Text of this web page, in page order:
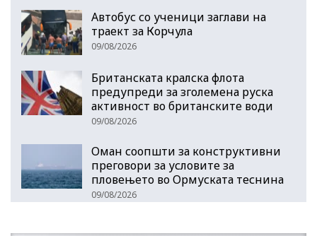
Автобус со ученици заглави на
траект за Корчула
09/08/2026
Британската кралска флота
предупреди за зголемена руска
активност во британските води
09/08/2026
Оман соопшти за конструктивни
преговори за условите за
пловењето во Ормуската теснина
09/08/2026